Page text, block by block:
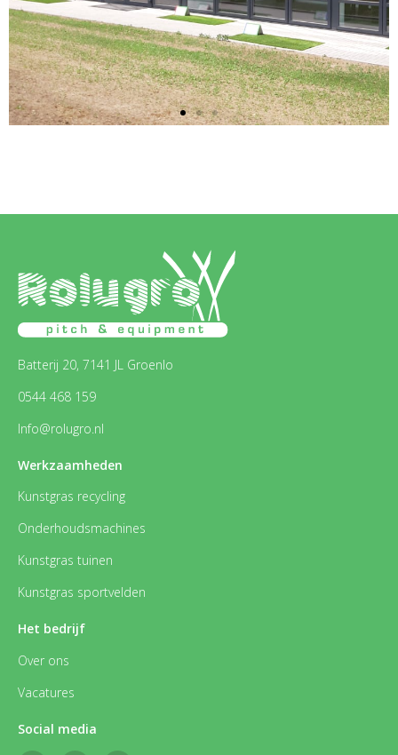
Batterij 20, 7141 JL Groenlo
0544 468 159
Info@rolugro.nl
Werkzaamheden
Kunstgras recycling
Onderhoudsmachines
Kunstgras tuinen
Kunstgras sportvelden
Het bedrijf
Over ons
Vacatures
Social media